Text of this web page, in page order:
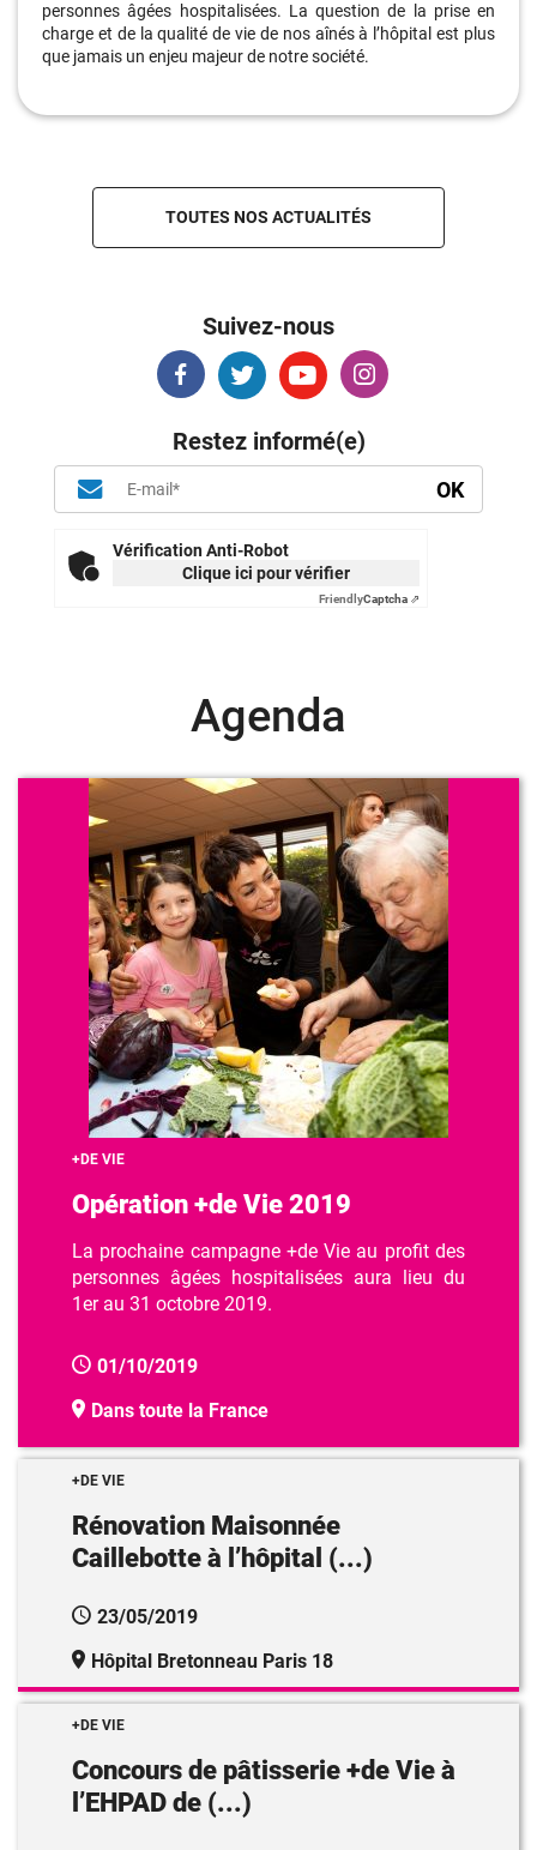
personnes âgées hospitalisées. La question de la prise en
charge et de la qualité de vie de nos aînés à l’hôpital est plus
que jamais un enjeu majeur de notre société.
TOUTES NOS ACTUALITÉS
Suivez-nous
Restez informé(e)
Vérification Anti-Robot
Clique ici pour vérifier
FriendlyCaptcha ⇗
Agenda
+DE VIE
Opération +de Vie 2019
La prochaine campagne +de Vie au profit des
personnes âgées hospitalisées aura lieu du
1er au 31 octobre 2019.
01/10/2019
Dans toute la France
+DE VIE
Rénovation Maisonnée
Caillebotte à l’hôpital (...)
23/05/2019
Hôpital Bretonneau Paris 18
+DE VIE
Concours de pâtisserie +de Vie à
l’EHPAD de (...)